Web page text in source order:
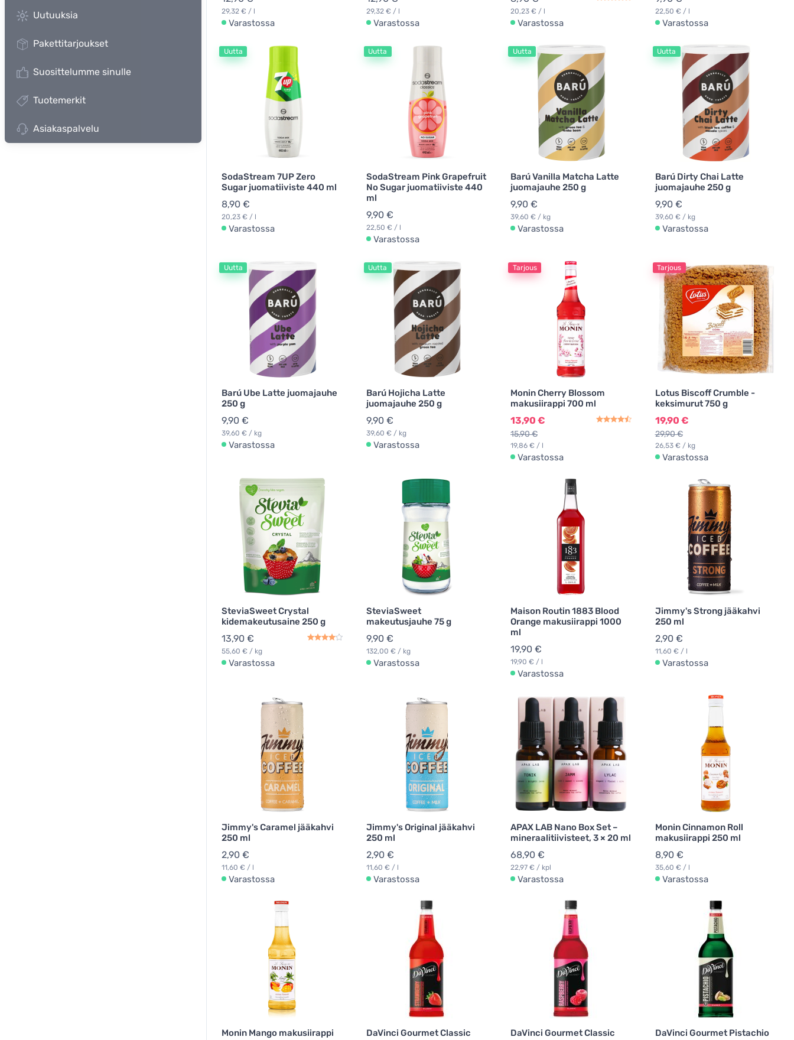
Uutuuksia
Pakettitarjoukset
Suosittelumme sinulle
Tuotemerkit
Asiakaspalvelu
29,32 € / l
Varastossa
29,32 € / l
Varastossa
20,23 € / l
Varastossa
22,50 € / l
Varastossa
Uutta
SodaStream 7UP Zero
Sugar juomatiiviste 440 ml
8,90 €
20,23 € / l
Varastossa
Uutta
SodaStream Pink Grapefruit
No Sugar juomatiiviste 440
ml
9,90 €
22,50 € / l
Varastossa
Uutta
Barú Vanilla Matcha Latte
juomajauhe 250 g
9,90 €
39,60 € / kg
Varastossa
Uutta
Barú Dirty Chai Latte
juomajauhe 250 g
9,90 €
39,60 € / kg
Varastossa
Uutta
Barú Ube Latte juomajauhe
250 g
9,90 €
39,60 € / kg
Varastossa
Uutta
Barú Hojicha Latte
juomajauhe 250 g
9,90 €
39,60 € / kg
Varastossa
Tarjous
Monin Cherry Blossom
makusiirappi 700 ml
13,90 €
15,90 €
19,86 € / l
Varastossa
Tarjous
Lotus Biscoff Crumble -
keksimurut 750 g
19,90 €
29,90 €
26,53 € / kg
Varastossa
SteviaSweet Crystal
kidemakeutusaine 250 g
13,90 €
55,60 € / kg
Varastossa
SteviaSweet
makeutusjauhe 75 g
9,90 €
132,00 € / kg
Varastossa
Maison Routin 1883 Blood
Orange makusiirappi 1000
ml
19,90 €
19,90 € / l
Varastossa
Jimmy's Strong jääkahvi
250 ml
2,90 €
11,60 € / l
Varastossa
Jimmy's Caramel jääkahvi
250 ml
2,90 €
11,60 € / l
Varastossa
Jimmy's Original jääkahvi
250 ml
2,90 €
11,60 € / l
Varastossa
APAX LAB Nano Box Set –
mineraalitiivisteet, 3 × 20 ml
68,90 €
22,97 € / kpl
Varastossa
Monin Cinnamon Roll
makusiirappi 250 ml
8,90 €
35,60 € / l
Varastossa
Monin Mango makusiirappi
DaVinci Gourmet Classic
DaVinci Gourmet Classic
DaVinci Gourmet Pistachio